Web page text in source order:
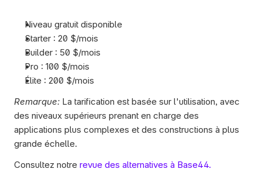
Niveau gratuit disponible
Starter : 20 $/mois
Builder : 50 $/mois
Pro : 100 $/mois
Élite : 200 $/mois
Remarque: La tarification est basée sur l'utilisation, avec
des niveaux supérieurs prenant en charge des
applications plus complexes et des constructions à plus
grande échelle.
Consultez notre revue des alternatives à Base44.